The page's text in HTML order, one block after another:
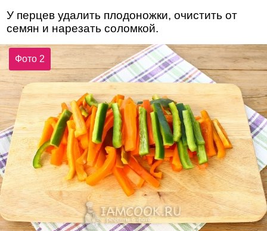
У перцев удалить плодоножки, очистить от
семян и нарезать соломкой.
Фото 2